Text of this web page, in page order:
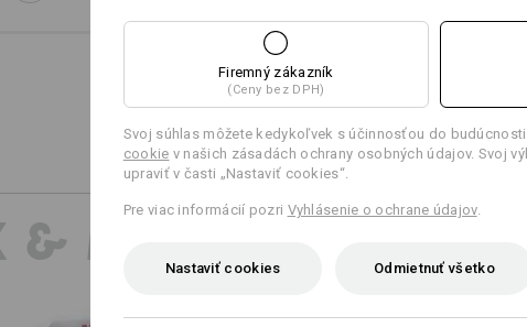
Porovnať všetky
& MATCH
Firemný zákazník
(Ceny bez DPH)
Svoj súhlas môžete kedykoľvek s účinnosťou do
cookie v našich zásadách ochrany osobných údajov. Svoj
upraviť v časti „Nastaviť cookies“.
Pre viac informácií pozri Vyhlásenie o ochrane údajov.
Nastaviť cookies Odmietnuť všetko